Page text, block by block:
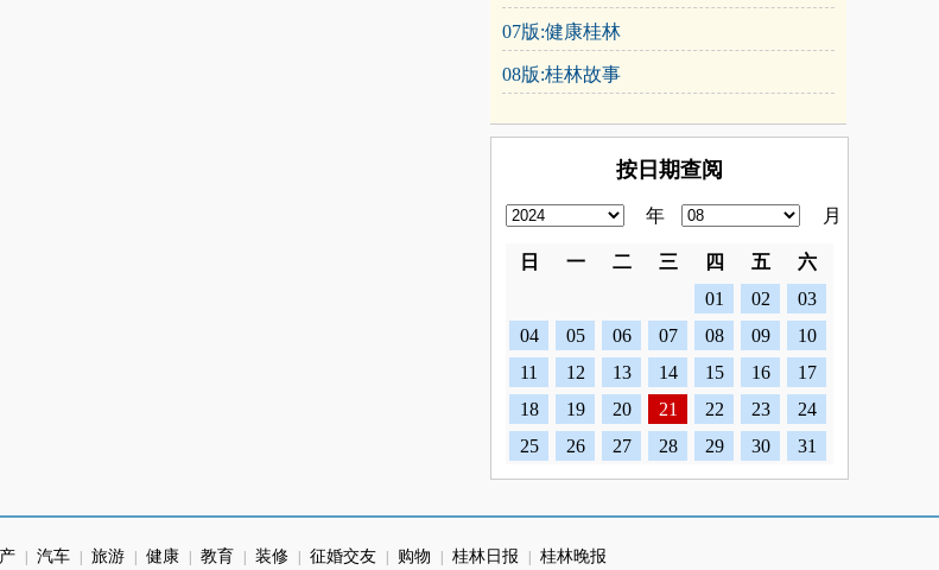
07版:健康桂林
08版:桂林故事
按日期查阅
年 月
日 一 二 三 四 五
六
01
02
03
04
05 06 07 08 09
10
11
12 13 14 15 16
17
18
19 20 21 22 23
24
25
26 27 28 29 30 31
汽车 旅游 健康 教育 装修 征婚交友 购物 桂林日报 桂林晚报